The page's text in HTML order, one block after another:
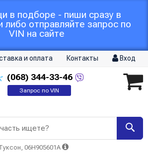
в подборе - пиши сразу в
отправляйте запрос по
VIN на сайте
и оплата Контакты Вход
(068) 344-33-46
Запрос по VIN
ищете?
06H905601A